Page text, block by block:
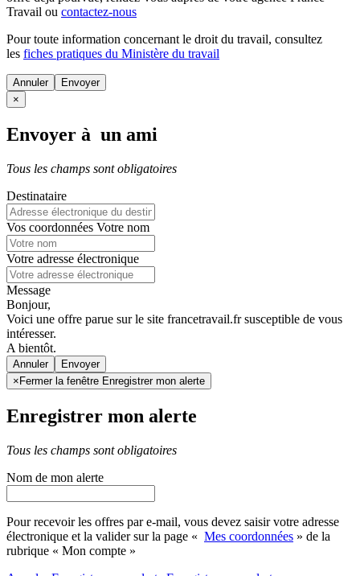
Travail ou contactez-nous
Pour toute information concernant le droit du travail, consultez
les fiches pratiques du Ministère du travail
Annuler
×
Envoyer à un ami
Tous les champs sont obligatoires
Destinataire
Vos coordonnées Votre nom
Votre adresse électronique
Message
Bonjour,
Voici une offre parue sur le site francetravail.fr susceptible de vous
intéresser.
A bientôt.
Annuler
× Fermer la fenêtre Enregistrer mon alerte
Enregistrer mon alerte
Tous les champs sont obligatoires
Nom de mon alerte
Pour recevoir les offres par e-mail, vous devez saisir votre adresse
électronique et la valider sur la page « Mes coordonnées » de la
rubrique « Mon compte »